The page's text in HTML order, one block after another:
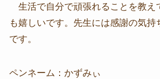
生活で自分で頑張れることを教え
も嬉しいです。先生には感謝の気持
です。
ペンネーム：かずみぃ